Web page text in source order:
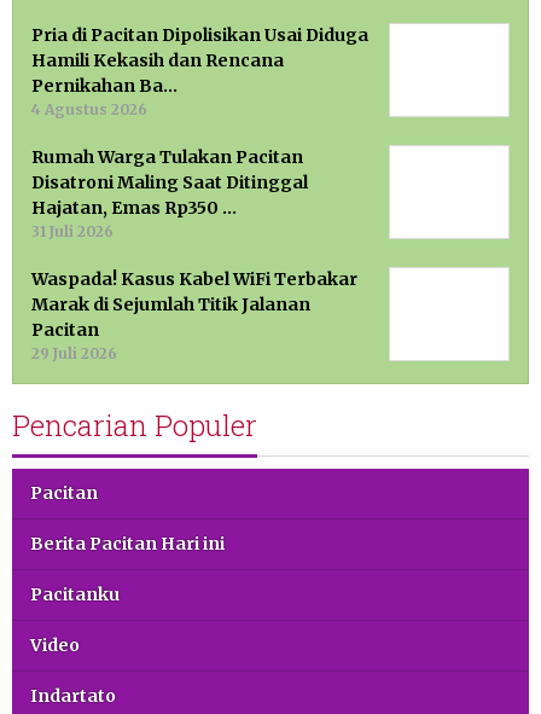
Pria di Pacitan Dipolisikan Usai Diduga
Hamili Kekasih dan Rencana
Pernikahan Ba…
4 Agustus 2026
Rumah Warga Tulakan Pacitan
Disatroni Maling Saat Ditinggal
Hajatan, Emas Rp350 …
31 Juli 2026
Waspada! Kasus Kabel WiFi Terbakar
Marak di Sejumlah Titik Jalanan
Pacitan
29 Juli 2026
Pencarian Populer
Pacitan
Berita Pacitan Hari ini
Pacitanku
Video
Indartato